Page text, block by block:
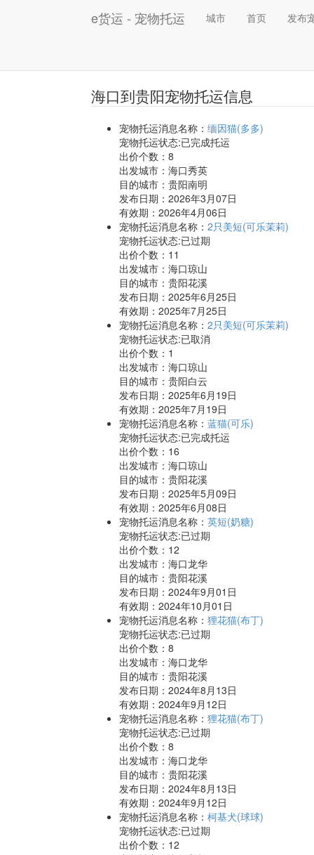
e货运 - 宠物托运 城市 首页 发布
海口到贵阳宠物托运信息
宠物托运消息名称： 缅因猫(多多)
宠物托运状态:已完成托运
出价个数： 8
出发城市：海口秀英
目的城市：贵阳南明
发布日期：2026年3月07日
有效期：2026年4月06日
宠物托运消息名称： 2只美短(可乐茉莉)
宠物托运状态:已过期
出价个数： 11
出发城市：海口琼山
目的城市：贵阳花溪
发布日期：2025年6月25日
有效期：2025年7月25日
宠物托运消息名称： 2只美短(可乐茉莉)
宠物托运状态:已取消
出价个数： 1
出发城市：海口琼山
目的城市：贵阳白云
发布日期：2025年6月19日
有效期：2025年7月19日
宠物托运消息名称： 蓝猫(可乐)
宠物托运状态:已完成托运
出价个数： 16
出发城市：海口琼山
目的城市：贵阳花溪
发布日期：2025年5月09日
有效期：2025年6月08日
宠物托运消息名称： 英短(奶糖)
宠物托运状态:已过期
出价个数： 12
出发城市：海口龙华
目的城市：贵阳花溪
发布日期：2024年9月01日
有效期：2024年10月01日
宠物托运消息名称： 狸花猫(布丁)
宠物托运状态:已过期
出价个数： 8
出发城市：海口龙华
目的城市：贵阳花溪
发布日期：2024年8月13日
有效期：2024年9月12日
宠物托运消息名称： 狸花猫(布丁)
宠物托运状态:已过期
出价个数： 8
出发城市：海口龙华
目的城市：贵阳花溪
发布日期：2024年8月13日
有效期：2024年9月12日
宠物托运消息名称： 柯基犬(球球)
宠物托运状态:已过期
出价个数： 12